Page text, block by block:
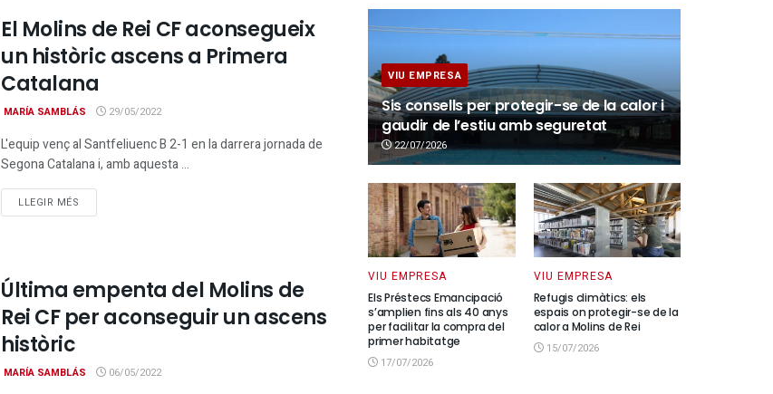
El Molins de Rei CF aconsegueix
un històric ascens a Primera
Catalana
MARÍA SAMBLÁS 29/05/2022
L'equip venç al Santfeliuenc B 2-1 en la darrera jornada de
Segona Catalana i, amb aquesta ...
LLEGIR MÉS
Última empenta del Molins de
Rei CF per aconseguir un ascens
històric
MARÍA SAMBLÁS 06/05/2022
VIU EMPRESA
Sis consells per protegir-se de la calor i
gaudir de l’estiu amb seguretat
22/07/2026
VIU EMPRESA
Els Préstecs Emancipació
s’amplien fins als 40 anys
per facilitar la compra del
primer habitatge
17/07/2026
VIU EMPRESA
Refugis climàtics: els
espais on protegir-se de la
calor a Molins de Rei
15/07/2026